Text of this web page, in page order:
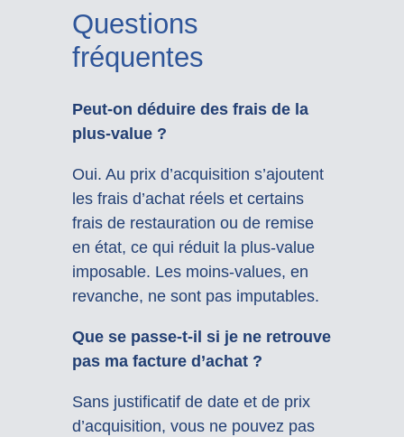
Questions
fréquentes
Peut-on déduire des frais de la
plus-value ?
Oui. Au prix d’acquisition s’ajoutent
les frais d’achat réels et certains
frais de restauration ou de remise
en état, ce qui réduit la plus-value
imposable. Les moins-values, en
revanche, ne sont pas imputables.
Que se passe-t-il si je ne retrouve
pas ma facture d’achat ?
Sans justificatif de date et de prix
d’acquisition, vous ne pouvez pas